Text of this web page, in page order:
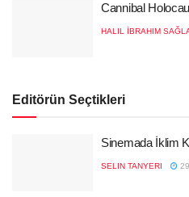
Cannibal
HALIL İBRAHIM
Editörün Seçtikleri
Sinemada İklim
SELIN TANYERI